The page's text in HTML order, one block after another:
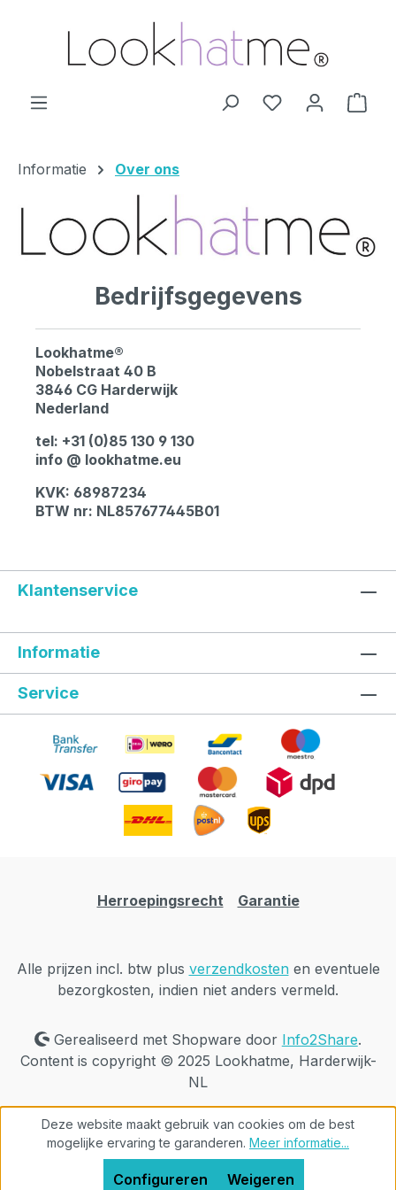
Ga naar de hoofdinhoud
Je hebt 0 items
Informatie Over ons
Bedrijfsgegevens
Lookhatme®
Nobelstraat 40 B
3846 CG Harderwijk
Nederland
tel: +31 (0)85 130 9 130
info @ lookhatme.eu
KVK: 68987234
BTW nr: NL857677445B01
Klantenservice
Informatie
Service
Herroepingsrecht Garantie
Alle prijzen incl. btw plus verzendkostenen eventuele
bezorgkosten, indien niet anders vermeld.
Gerealiseerd met Shopware door Info2Share.
Content is copyright © 2025 Lookhatme, Harderwijk-
NL
Deze website maakt gebruik van cookies om de best
mogelijke ervaring te garanderen. Meer informatie...
Weigeren
Configureren